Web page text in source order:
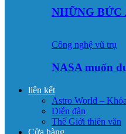
NHỮNG BỨC
Công nghệ vũ trụ
NASA muốn
liên kết
Astro World –
Diễn đàn
Thế Giới thiên văn
Cửa hàng